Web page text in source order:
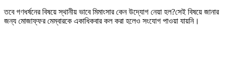
তবে গণধর্ষনের বিষয়ে স্থানীয় ভাবে মিমাংসার কেন উদ্যোগ নেয়া হল?সেই বিষয়ে জানার
জন্য মোজাফ্ফর মেম্বারকে একাধিকবার কল করা হলেও সংযোগ পাওয়া যায়নি।